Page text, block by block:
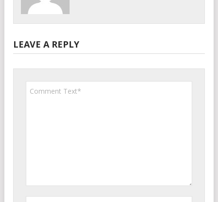
LEAVE A REPLY